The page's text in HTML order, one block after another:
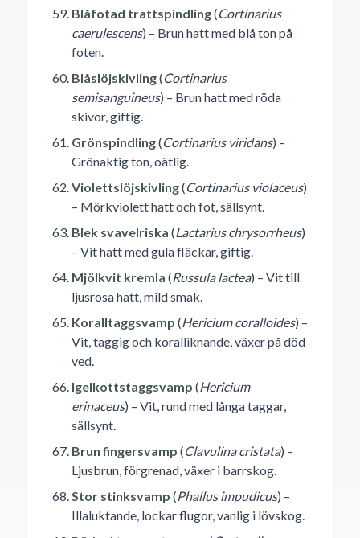
Blåfotad trattspindling(Cortinarius
caerulescens) – Brun hatt med blå ton på
foten.
Blåslöjskivling(Cortinarius
semisanguineus) – Brun hatt med röda
skivor, giftig.
Grönspindling(Cortinarius viridans) –
Grönaktig ton, oätlig.
Violettslöjskivling(Cortinarius violaceus)
– Mörkviolett hatt och fot, sällsynt.
Blek svavelriska (Lactarius chrysorrheus)
– Vit hatt med gula fläckar, giftig.
Mjölkvit kremla (Russula lactea) – Vit till
ljusrosa hatt, mild smak.
Koralltaggsvamp (Hericium coralloides) –
Vit, taggig och koralliknande, växer på död
ved.
Igelkottstaggsvamp (Hericium
erinaceus) – Vit, rund med långa taggar,
sällsynt.
Brun fingersvamp (Clavulina cristata) –
Ljusbrun, förgrenad, växer i barrskog.
Stor stinksvamp (Phallus impudicus) –
Illaluktande, lockar flugor, vanlig i lövskog.